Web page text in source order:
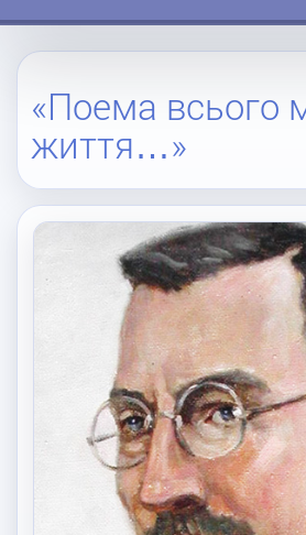
«Поема всього
життя…»